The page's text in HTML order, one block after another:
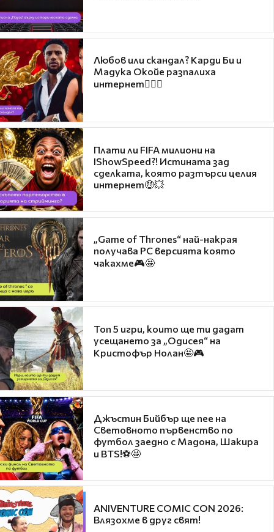
Любов или скандал? Карди Би и
Мадука Окойе разпалиха
интернет❤️‍🔥🔥
Плати ли FIFA милиони на
IShowSpeed?! Истината зад
сделката, която разтърси целия
интернет🤑💥
„Game of Thrones“ най-накрая
получава PC версията която
чакахме🎮🤩
Топ 5 игри, които ще ти дадат
усещането за „Одисея“ на
Кристофър Нолан🤩🎮
Джъстин Бийбър ще пее на
Световното първенство по
футбол заедно с Мадона, Шакира
и BTS!⚽🤩
ANIVENTURE COMIC CON 2026:
Влязохме в друг свят!